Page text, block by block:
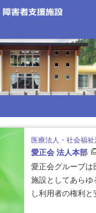
医療法人・社会福祉
愛正会 法人本部
愛正会グループは
施設としてあらゆ
し利用者の権利と